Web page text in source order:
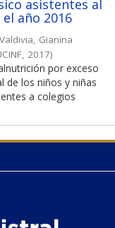
asistentes al
año 2016
Gianina
, 2017)
por exceso
de los niños y niñas
a colegios